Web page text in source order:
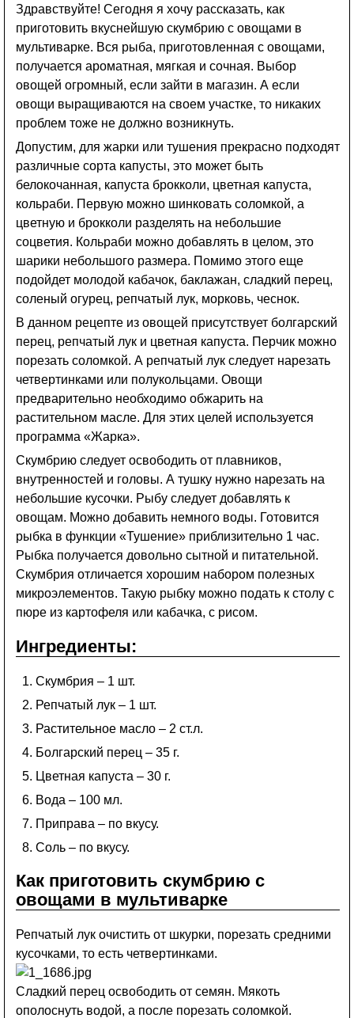
Здравствуйте! Сегодня я хочу рассказать, как
приготовить вкуснейшую скумбрию с овощами в
мультиварке. Вся рыба, приготовленная с овощами,
получается ароматная, мягкая и сочная. Выбор
овощей огромный, если зайти в магазин. А если
овощи выращиваются на своем участке, то никаких
проблем тоже не должно возникнуть.
Допустим, для жарки или тушения прекрасно подходят
различные сорта капусты, это может быть
белокочанная, капуста брокколи, цветная капуста,
кольраби. Первую можно шинковать соломкой, а
цветную и брокколи разделять на небольшие
соцветия. Кольраби можно добавлять в целом, это
шарики небольшого размера. Помимо этого еще
подойдет молодой кабачок, баклажан, сладкий перец,
соленый огурец, репчатый лук, морковь, чеснок.
В данном рецепте из овощей присутствует болгарский
перец, репчатый лук и цветная капуста. Перчик можно
порезать соломкой. А репчатый лук следует нарезать
четвертинками или полукольцами. Овощи
предварительно необходимо обжарить на
растительном масле. Для этих целей используется
программа «Жарка».
Скумбрию следует освободить от плавников,
внутренностей и головы. А тушку нужно нарезать на
небольшие кусочки. Рыбу следует добавлять к
овощам. Можно добавить немного воды. Готовится
рыбка в функции «Тушение» приблизительно 1 час.
Рыбка получается довольно сытной и питательной.
Скумбрия отличается хорошим набором полезных
микроэлементов. Такую рыбку можно подать к столу с
пюре из картофеля или кабачка, с рисом.
Ингредиенты:
Скумбрия – 1 шт.
Репчатый лук – 1 шт.
Растительное масло – 2 ст.л.
Болгарский перец – 35 г.
Цветная капуста – 30 г.
Вода – 100 мл.
Приправа – по вкусу.
Соль – по вкусу.
Как приготовить скумбрию с
овощами в мультиварке
Репчатый лук очистить от шкурки, порезать средними
кусочками, то есть четвертинками.
Сладкий перец освободить от семян. Мякоть
ополоснуть водой, а после порезать соломкой.